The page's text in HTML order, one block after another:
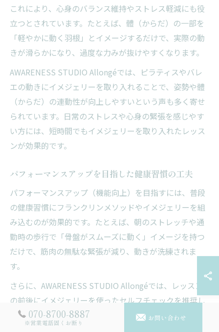
これにより、心身のバランス維持やストレス軽減にも役
立つとされています。たとえば、體（からだ）の一部を
「軽やかに動く羽根」とイメージするだけで、実際の動
きが滑らかになり、過度な力みが抜けやすくなります。
AWARENESS STUDIO Allongéでは、ピラティスやバレ
エの動きにイメジェリーを取り入れることで、姿勢や體
（からだ）の連動性が向上しやすいという声も多く寄せ
られています。日常のストレスや心身の緊張を感じやす
い方には、短時間でもイメジェリーを取り入れたレッス
ンが効果的です。
パフォーマンスアップを目指した健康習慣の工夫
パフォーマンスアップ（機能向上）を目指すには、普段
の健康習慣にフランクリンメソッドやイメジェリーを組
み込むのが効果的です。たとえば、朝のストレッチや通
勤時の歩行で「骨盤がスムーズに動く」イメージを持つ
だけで、筋肉の無駄な緊張が減り、動きが洗練されま
す。
さらに、AWARENESS STUDIO Allongéでは、レッスン
の前後にイメジェリーを使ったセルフチェックを推奨し
ています。これにより、自分の體（からだ）の変化や課
題を客観的に把握しやすくなり、日々の健康維持とパフ
070-8700-8887
※営業電話固くお断り
お問い合わせ